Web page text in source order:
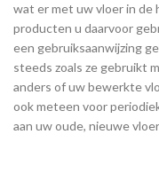
wat er met uw vloer in de
producten u daarvoor
een gebruiksaanwijzing
steeds zoals ze gebruikt
anders of uw bewerkte
ook meteen voor
aan uw oude, nieuwe